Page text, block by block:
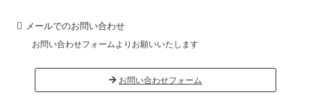
メールでのお問い合わせ
お問い合わせフォームよりお願いいたします
お問い合わせフォーム